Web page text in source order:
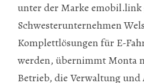
unter der Marke emobil.link
Schwesterunternehmen
Komplettlösungen für E-
werden, übernimmt Monta
Betrieb, die Verwaltung